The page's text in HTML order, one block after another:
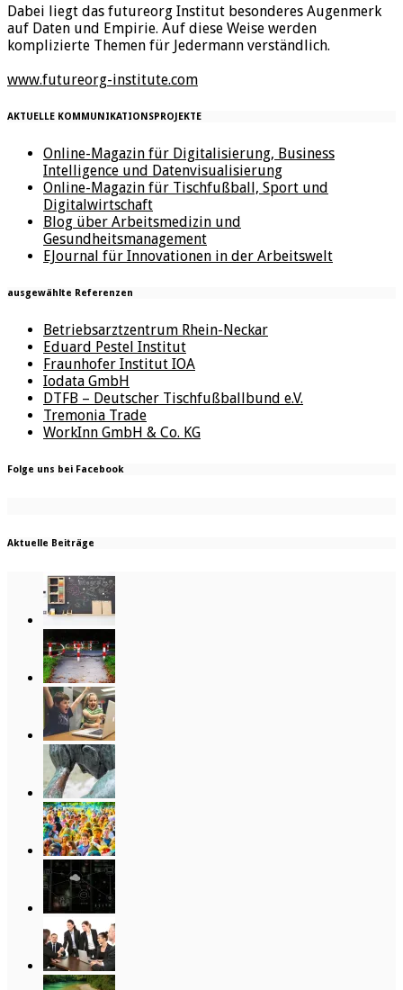
Dabei liegt das futureorg Institut besonderes Augenmerk
auf Daten und Empirie. Auf diese Weise werden
komplizierte Themen für Jedermann verständlich.
www.futureorg-institute.com
AKTUELLE KOMMUNIKATIONSPROJEKTE
Online-Magazin für Digitalisierung, Business
Intelligence und Datenvisualisierung
Online-Magazin für Tischfußball, Sport und
Digitalwirtschaft
Blog über Arbeitsmedizin und
Gesundheitsmanagement
EJournal für Innovationen in der Arbeitswelt
ausgewählte Referenzen
Betriebsarztzentrum Rhein-Neckar
Eduard Pestel Institut
Fraunhofer Institut IOA
Iodata GmbH
DTFB – Deutscher Tischfußballbund e.V.
Tremonia Trade
WorkInn GmbH & Co. KG
Folge uns bei Facebook
Aktuelle Beiträge